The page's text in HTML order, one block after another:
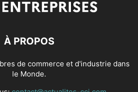
À PROPOS
de commerce et d'industrie dans
le Monde.